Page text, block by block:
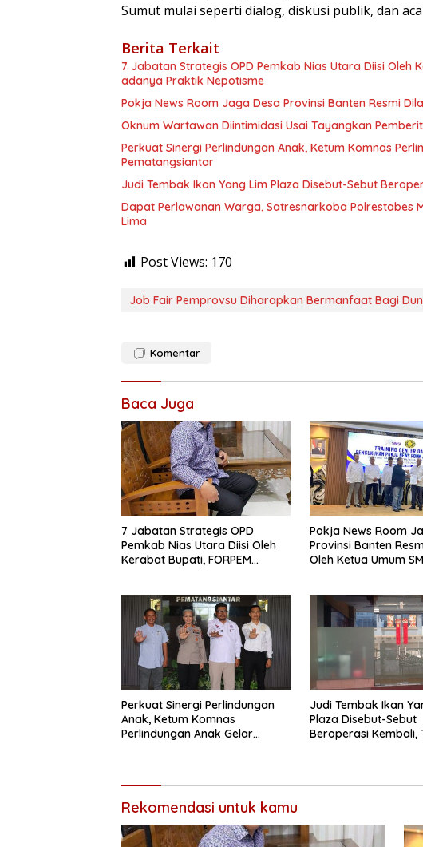
Sumut mulai seperti dialog, diskusi publik, dan
Berita Terkait
7 Jabatan Strategis OPD Pemkab Nias Utara Diisi Oleh
adanya Praktik Nepotisme
Pokja News Room Jaga Desa Provinsi Banten Resmi
Oknum Wartawan Diintimidasi Usai Tayangkan
Perkuat Sinergi Perlindungan Anak, Ketum Komnas
Pematangsiantar
Judi Tembak Ikan Yang Lim Plaza Disebut-Sebut
Dapat Perlawanan Warga, Satresnarkoba Polrestabes
Lima
Post Views: 170
Job Fair Pemprovsu Diharapkan Bermanfaat Bagi
Komentar
Baca Juga
7 Jabatan Strategis OPD
Pemkab Nias Utara Diisi Oleh
Kerabat Bupati, FORPEM
Pokja News Room
Provinsi Banten
Oleh Ketua Umum
Perkuat Sinergi Perlindungan
Anak, Ketum Komnas
Perlindungan Anak Gelar
Judi Tembak Ikan
Plaza Disebut-Sebut
Beroperasi Kembali,
Rekomendasi untuk kamu